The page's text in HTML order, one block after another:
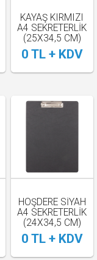
KAYAŞ KIRMIZI
A4 SEKRETERLİK
(25X34,5 CM)
0 TL + KDV
HOŞDERE SİYAH
A4 SEKRETERLİK
(24X34,5 CM)
0 TL + KDV